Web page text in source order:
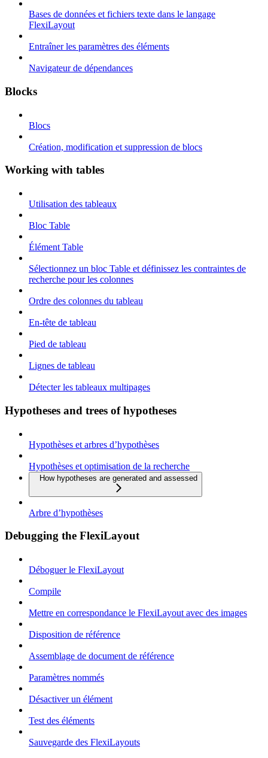
Bases de données et fichiers texte dans le langage
FlexiLayout
Entraîner les paramètres des éléments
Navigateur de dépendances
Blocks
Blocs
Création, modification et suppression de blocs
Working with tables
Utilisation des tableaux
Bloc Table
Élément Table
Sélectionnez un bloc Table et définissez les contraintes de
recherche pour les colonnes
Ordre des colonnes du tableau
En-tête de tableau
Pied de tableau
Lignes de tableau
Détecter les tableaux multipages
Hypotheses and trees of hypotheses
Hypothèses et arbres d’hypothèses
Hypothèses et optimisation de la recherche
How hypotheses are generated and assessed
Arbre d’hypothèses
Debugging the FlexiLayout
Déboguer le FlexiLayout
Compile
Mettre en correspondance le FlexiLayout avec des images
Disposition de référence
Assemblage de document de référence
Paramètres nommés
Désactiver un élément
Test des éléments
Sauvegarde des FlexiLayouts